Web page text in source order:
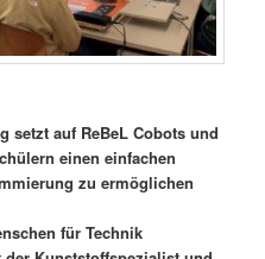
setzt auf ReBeL Cobots und
einen einfachen
zu ermöglichen
für Technik